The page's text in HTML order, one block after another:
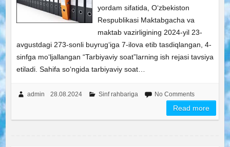
yordam sifatida, O‘zbekiston
Respublikasi Maktabgacha va
maktab vazirligining 2024-yil 23-
avgustdagi 273-sonli buyrug‘iga 7-ilova etib tasdiqlangan, 4-
sinfga mo‘ljallangan “Tarbiyaviy soat”larning ish rejasi tavsiya
etiladi. Sahifa so‘ngida tarbiyaviy soat…
admin 28.08.2024 Sinf rahbariga No Comments
Read more